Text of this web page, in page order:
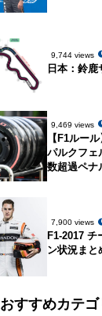
9,744 views
日本：鈴鹿
9,469 views
【F1ルー
パルクフェ
数超過ペナ
7,900 views
F1-2017 チ
ン状況まと
おすすめカテ